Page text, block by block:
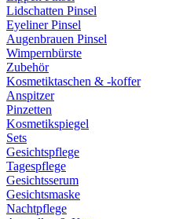
Lidschatten Pinsel
Eyeliner Pinsel
Augenbrauen Pinsel
Wimpernbürste
Zubehör
Kosmetiktaschen & -koffer
Anspitzer
Pinzetten
Kosmetikspiegel
Sets
Gesichtspflege
Tagespflege
Gesichtsserum
Gesichtsmaske
Nachtpflege